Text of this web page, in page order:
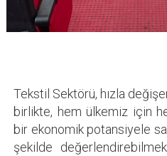
Tekstil Sektörü, hızla
birlikte, hem ülkemiz için
bir ekonomik potansiyele
şekilde